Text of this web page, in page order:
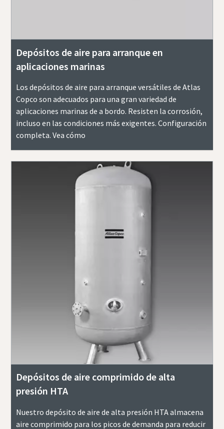
Depósitos de aire para arranque en
aplicaciones marinas
Los depósitos de aire para arranque versátiles de Atlas
Copco son adecuados para una gran variedad de
aplicaciones marinas de a bordo. Resisten la corrosión,
incluso en las condiciones más exigentes. Configuración
completa. Vea cómo
Depósitos de aire comprimido de alta
presión HTA
Nuestro depósito de aire de alta presión HTA almacena
aire comprimido para los picos de demanda para reducir